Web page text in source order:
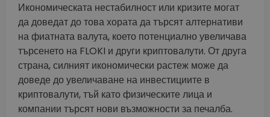
Икономическата нестабилност или кризите могат
да доведат до това хората да търсят алтернативи
на фиатната валута, което потенциално увеличава
търсенето на FLOKI и други криптовалути. От друга
страна, силният икономически растеж може да
доведе до увеличаване на инвестициите в
криптовалути, тъй като физическите лица и
компании търсят нови възможности за печалба.